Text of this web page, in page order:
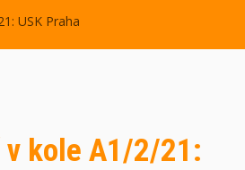
USK Praha
v kole A1/2/21: